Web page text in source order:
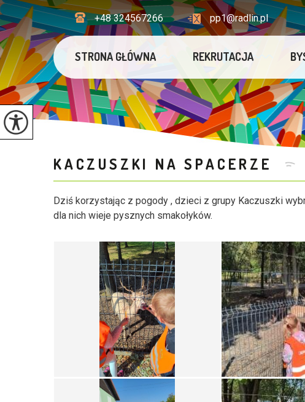
pp1@radlin.pl
+48 324567266
STRONA GŁÓWNA REKRUTACJA
KACZUSZKI NA SPACERZE
Dziś korzystając z pogody , dzieci z grupy Kaczuszki
dla nich wieje pysznych smakołyków.